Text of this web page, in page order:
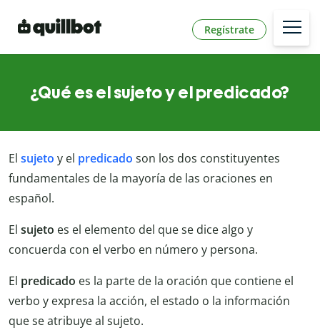
Regístrate
¿Qué es el sujeto y el predicado?
El sujeto y el predicado son los dos constituyentes
fundamentales de la mayoría de las oraciones en
español.
El sujeto es el elemento del que se dice algo y
concuerda con el verbo en número y persona.
El predicado es la parte de la oración que contiene el
verbo y expresa la acción, el estado o la información
que se atribuye al sujeto.